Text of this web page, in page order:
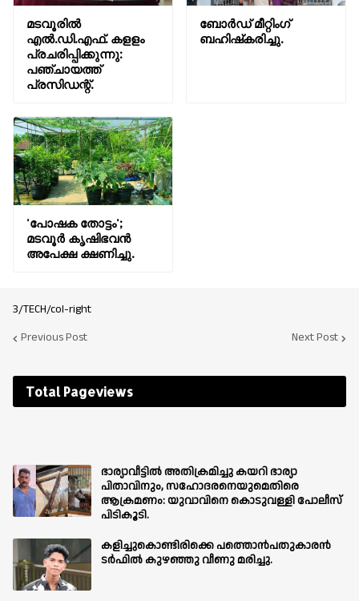
മടവൂരിൽ
എൽ.ഡി.എഫ്. കളളം
പ്രചരിപ്പിക്കുന്നു:
പഞ്ചായത്ത്‌
പ്രസിഡന്റ്.
ബോർഡ് മീറ്റിംഗ്
ബഹിഷ്‌കരിച്ചു.
'പോഷക തോട്ടം';
മടവൂർ കൃഷിഭവൻ
അപേക്ഷ ക്ഷണിച്ചു.
3/TECH/col-right
Previous Post
Next Post
Total Pageviews
ഭാര്യാവീട്ടിൽ അതിക്രമിച്ചു കയറി ഭാര്യാ
പിതാവിനും, സഹോദരനെയുമെതിരെ
ആക്രമണം: യുവാവിനെ കൊടുവള്ളി പോലീസ്
പിടികൂടി.
കളിച്ചുകൊണ്ടിരിക്കെ പത്തൊൻപതുകാരൻ
ടർഫിൽ കുഴഞ്ഞു വീണു മരിച്ചു.